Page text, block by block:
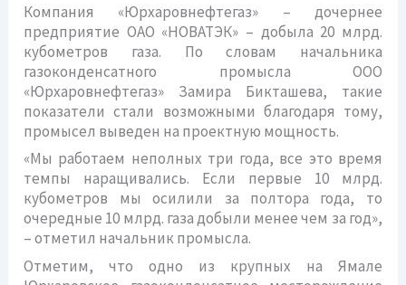
Компания «Юрхаровнефтегаз» – дочернее
предприятие ОАО «НОВАТЭК» – добыла 20 млрд.
кубометров газа. По словам начальника
газоконденсатного промысла ООО
«Юрхаровнефтегаз» Замира Бикташева, такие
показатели стали возможными благодаря тому,
промысел выведен на проектную мощность.
«Мы работаем неполных три года, все это время
темпы наращивались. Если первые 10 млрд.
кубометров мы осилили за полтора года, то
очередные 10 млрд. газа добыли менее чем за год»,
– отметил начальник промысла.
Отметим, что одно из крупных на Ямале